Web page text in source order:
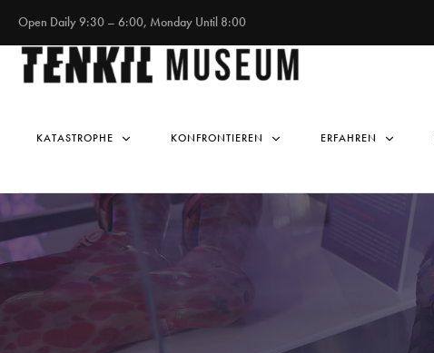
Open Daily 9:30 – 6:00, Monday Until 8:00
KATASTROPHE KONFRONTIEREN ERFAHREN